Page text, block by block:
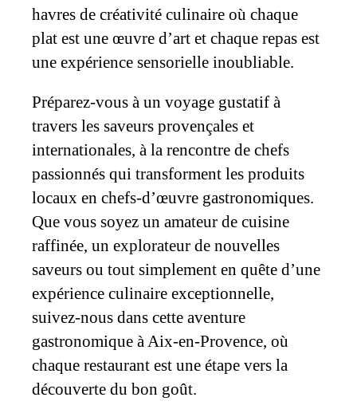
havres de créativité culinaire où chaque
plat est une œuvre d’art et chaque repas est
une expérience sensorielle inoubliable.
Préparez-vous à un voyage gustatif à
travers les saveurs provençales et
internationales, à la rencontre de chefs
passionnés qui transforment les produits
locaux en chefs-d’œuvre gastronomiques.
Que vous soyez un amateur de cuisine
raffinée, un explorateur de nouvelles
saveurs ou tout simplement en quête d’une
expérience culinaire exceptionnelle,
suivez-nous dans cette aventure
gastronomique à Aix-en-Provence, où
chaque restaurant est une étape vers la
découverte du bon goût.